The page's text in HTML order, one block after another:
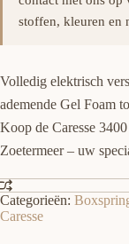
stoffen, kleuren en
Volledig elektrisch
ademende Gel Foam
Koop de Caresse
Zoetermeer – uw
Categorieën:
Caresse